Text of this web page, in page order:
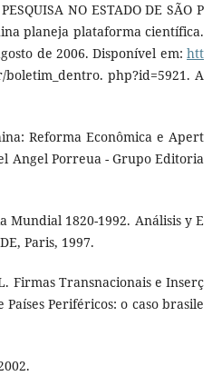
NO ESTADO DE SÃO P
planeja plataforma científica.
de 2006. Disponível em:htt
boletim_dentro. php?id=5921. A
Reforma Econômica e Apert
Angel Porreua - Grupo Editoria
Mundial 1820-1992. Análisis y E
Paris, 1997.
Firmas Transnacionais e Inserç
Periféricos: o caso brasile